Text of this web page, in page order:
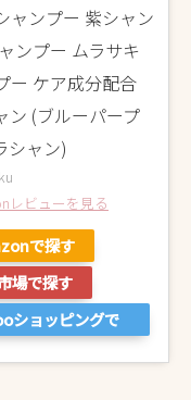
ャンプー 紫シャン
ンプー ムラサキ
ー ケア成分配合
ン (ブルーパープ
シャン)
レビューを見る
で探す
場で探す
ショッピングで